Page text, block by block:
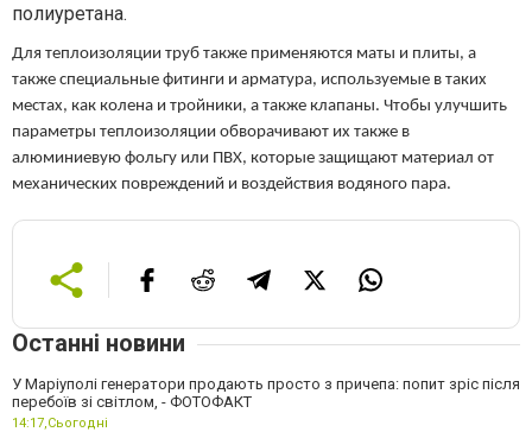
полиуретана.
Для теплоизоляции труб также применяются маты и плиты, а
также специальные фитинги и арматура, используемые в таких
местах, как колена и тройники, а также клапаны. Чтобы улучшить
параметры теплоизоляции обворачивают их также в
алюминиевую фольгу или ПВХ, которые защищают материал от
механических повреждений и воздействия водяного пара.
Останні новини
У Маріуполі генератори продають просто з причепа: попит зріс після
перебоїв зі світлом, - ФОТОФАКТ
14:17,Сьогодні